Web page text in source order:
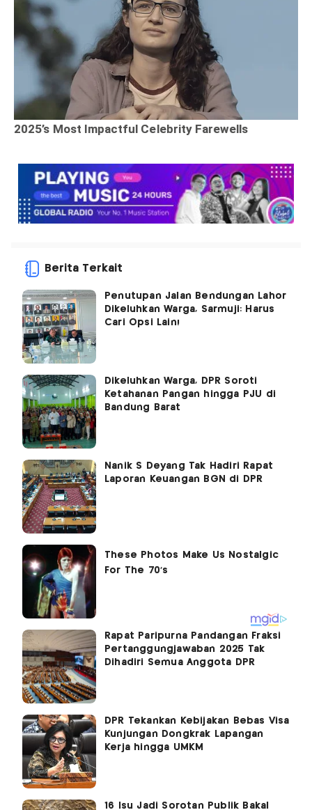
Berita Terkait
Penutupan Jalan Bendungan Lahor
Dikeluhkan Warga, Sarmuji: Harus
Cari Opsi Lain!
Dikeluhkan Warga, DPR Soroti
Ketahanan Pangan hingga PJU di
Bandung Barat
Nanik S Deyang Tak Hadiri Rapat
Laporan Keuangan BGN di DPR
Rapat Paripurna Pandangan Fraksi
Pertanggungjawaban 2025 Tak
Dihadiri Semua Anggota DPR
DPR Tekankan Kebijakan Bebas Visa
Kunjungan Dongkrak Lapangan
Kerja hingga UMKM
16 Isu Jadi Sorotan Publik Bakal